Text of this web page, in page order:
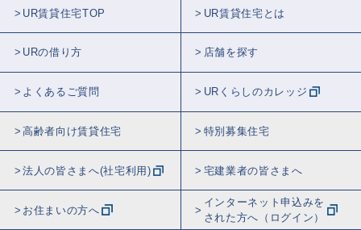
UR賃貸住宅TOP UR賃貸住宅とは
URの借り方 店舗を探す
よくあるご質問 URくらしのカレッジ
高齢者向け賃貸住宅 特別募集住宅
法人の皆さまへ(社宅利用) 宅建業者の皆さまへ
お住まいの方へ
インターネット申込みを
された方へ（ログイン）